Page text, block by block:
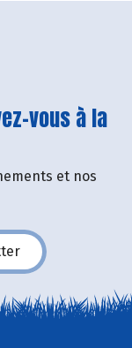
vous à la
et nos